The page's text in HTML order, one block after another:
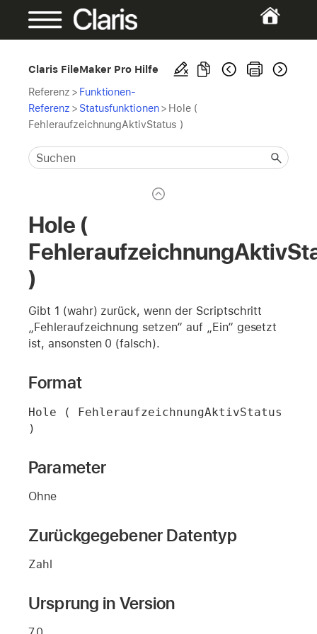
Claris FileMaker Pro Hilfe
Referenz > Funktionen-
Referenz > Statusfunktionen> Hole (
FehleraufzeichnungAktivStatus )
Hole (
)
Gibt 1 (wahr) zurück, wenn der Scriptschritt
„Fehleraufzeichnung setzen“ auf „Ein“ gesetzt
ist, ansonsten 0 (falsch).
Format
Hole ( FehleraufzeichnungAktivStatus
)
Parameter
Ohne
Zurückgegebener Datentyp
Zahl
Ursprung in Version